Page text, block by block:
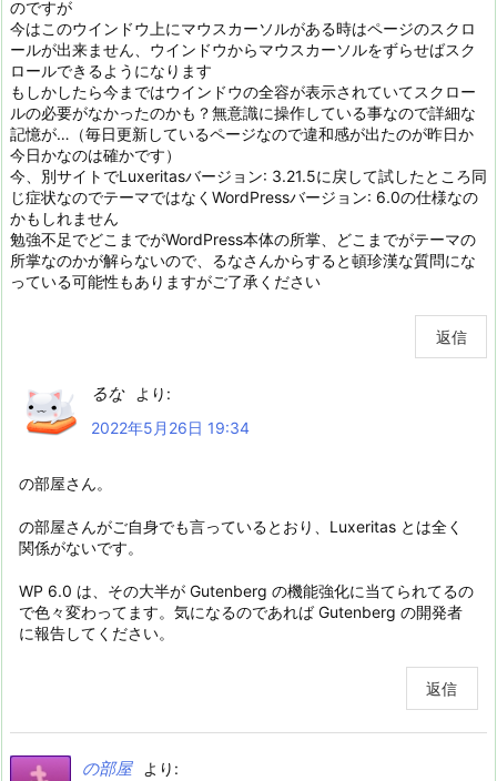
のですが
今はこのウインドウ上にマウスカーソルがある時はページのスクロ
ールが出来ません、ウインドウからマウスカーソルをずらせばスク
ロールできるようになります
もしかしたら今まではウインドウの全容が表示されていてスクロー
ルの必要がなかったのかも？無意識に操作している事なので詳細な
記憶が…（毎日更新しているページなので違和感が出たのが昨日か
今日かなのは確かです）
今、別サイトでLuxeritasバージョン: 3.21.5に戻して試したところ同
じ症状なのでテーマではなくWordPressバージョン: 6.0の仕様なの
かもしれません
勉強不足でどこまでがWordPress本体の所掌、どこまでがテーマの
所掌なのかが解らないので、るなさんからすると頓珍漢な質問にな
っている可能性もありますがご了承ください
返信
るな
より:
2022年5月26日 19:34
の部屋さん。
の部屋さんがご自身でも言っているとおり、Luxeritas とは全く
関係がないです。
WP 6.0 は、その大半が Gutenberg の機能強化に当てられてるの
で色々変わってます。気になるのであれば Gutenberg の開発者
に報告してください。
返信
の部屋 より: